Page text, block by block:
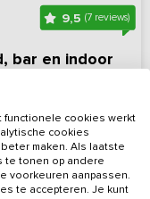
9,5(7 reviews)
bar en indoor
Bekijk details
functionele cookies werkt
cookies
maken. Als laatste
te tonen op andere
voorkeuren aanpassen.
te accepteren. Je kunt